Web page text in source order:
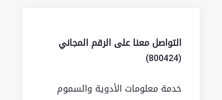
التواصل معنا على الرقم المجاني
(800424)
خدمة معلومات الأدوية والسموم